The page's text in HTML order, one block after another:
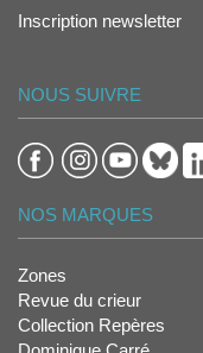
Inscription newsletter
NOUS SUIVRE
NOS MARQUES
Zones
Revue du crieur
Collection Repères